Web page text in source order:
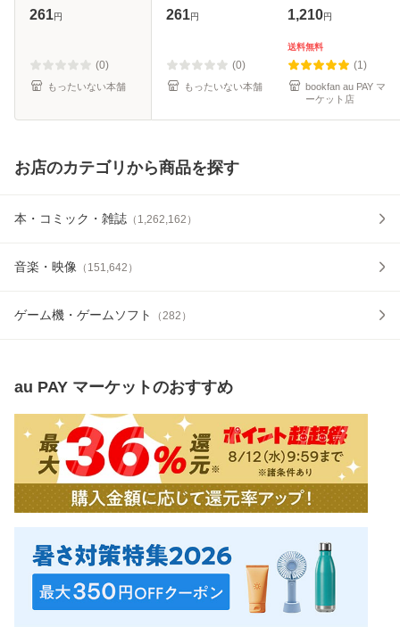
comics) / 不破慎
【メール便送料無
料】
261円
(0)
もったいない本舗
[文庫]【メール便送
261円
(0)
もったいない本舗
1,210円
送料無料
(1)
bookfan au PAY マ
ーケット店
お店のカテゴリから商品を探す
本・コミック・雑誌 （ 1,262,162 ）
音楽・映像 （ 151,642 ）
ゲーム機・ゲームソフト （282 ）
au PAY マーケットのおすすめ